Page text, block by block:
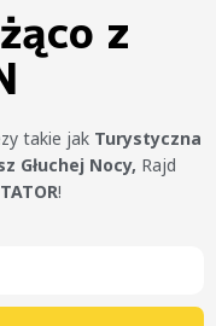
z
takie jak Turystyczna
Głuchej Nocy, Rajd
!